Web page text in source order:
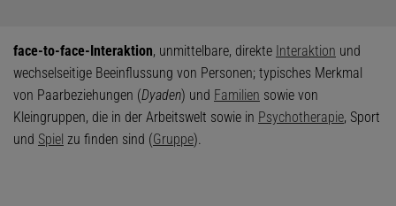
face-to-face-Interaktion, unmittelbare, direkte Interaktion und
wechselseitige Beeinflussung von Personen; typisches Merkmal
von Paarbeziehungen (Dyaden) und Familien sowie von
Kleingruppen, die in der Arbeitswelt sowie in Psychotherapie, Sport
und Spiel zu finden sind (Gruppe).